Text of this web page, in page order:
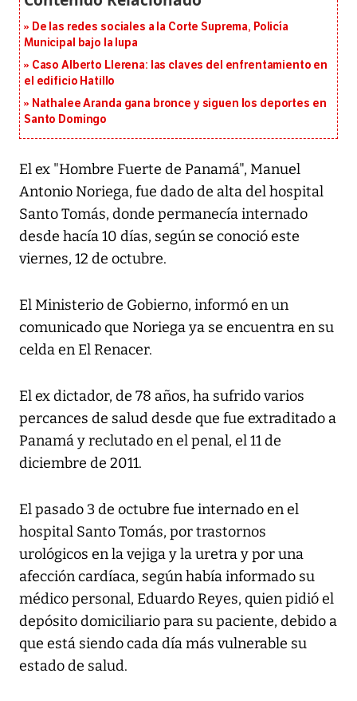
De las redes sociales a la Corte Suprema, Policía
Municipal bajo la lupa
Caso Alberto Llerena: las claves del enfrentamiento en
el edificio Hatillo
Nathalee Aranda gana bronce y siguen los deportes en
Santo Domingo
El ex "Hombre Fuerte de Panamá", Manuel
Antonio Noriega, fue dado de alta del hospital
Santo Tomás, donde permanecía internado
desde hacía 10 días, según se conoció este
viernes, 12 de octubre.
El Ministerio de Gobierno, informó en un
comunicado que Noriega ya se encuentra en su
celda en El Renacer.
El ex dictador, de 78 años, ha sufrido varios
percances de salud desde que fue extraditado a
Panamá y reclutado en el penal, el 11 de
diciembre de 2011.
El pasado 3 de octubre fue internado en el
hospital Santo Tomás, por trastornos
urológicos en la vejiga y la uretra y por una
afección cardíaca, según había informado su
médico personal, Eduardo Reyes, quien pidió el
depósito domiciliario para su paciente, debido a
que está siendo cada día más vulnerable su
estado de salud.